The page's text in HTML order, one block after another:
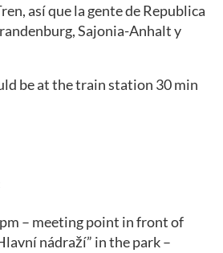
así que la gente de Republica
Sajonia-Anhalt y
be at the train station 30 min
– meeting point in front of
nádraží” in the park –